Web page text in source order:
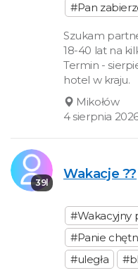
#Pan
Szukam
18-40 lat na
Termin -
hotel w kraju.
Mikołów
4 sierpnia
39l
Wakacje ??
#Wakacyjny
#Panie
#uległa